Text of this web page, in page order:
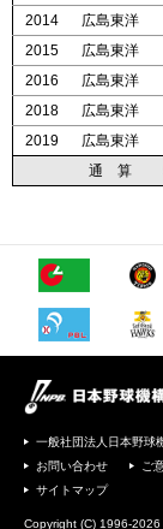
2014
広島東洋
2015
広島東洋
2016
広島東洋
2018
広島東洋
2019
広島東洋
通 算
2014
広島東洋
2015
広島東洋
2016
広島東洋
2018
広島東洋
2019
広島東洋
通 算
2014
広島東洋
2015
広島東洋
2016
広島東洋
2018
広島東洋
2019
広島東洋
通 算
2014
広島東洋
2015
広島東洋
2016
広島東洋
2018
広島東洋
2019
広島東洋
通 算
一般社団法人日本野球
お問い合わせ
ご
サイトマップ
Copyright (C) 1996-